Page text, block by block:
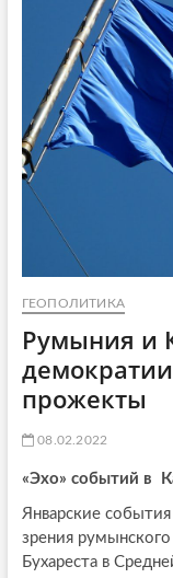
ГЕОПОЛИТИКА
Румыния и
прожекты
08.02.2022
«Эхо» событий в
Январские
зрения
Бухареста в